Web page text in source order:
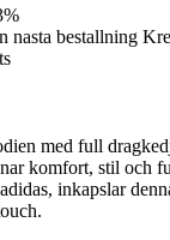
nasta bestallning
med full
komfort, stil och
inkapslar